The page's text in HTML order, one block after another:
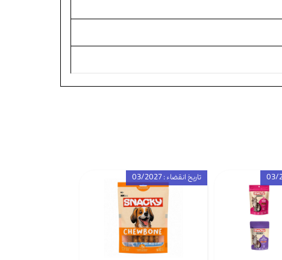
تاریخ انقضاء : 03/2027